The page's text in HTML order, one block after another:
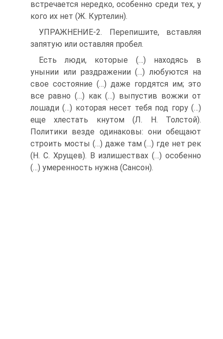
встречается нередко, особенно среди тех, у
кого их нет (Ж. Куртелин).
УПРАЖНЕНИЕ‑2. Перепишите, вставляя
запятую или оставляя пробел.
Есть люди, которые (…) находясь в
унынии или раздражении (…) любуются на
свое состояние (…) даже гордятся им; это
все равно (…) как (…) выпустив вожжи от
лошади (…) которая несет тебя под гору (…)
еще хлестать кнутом (Л. Н. Толстой).
Политики везде одинаковы: они обещают
строить мосты (…) даже там (…) где нет рек
(Н. С. Хрущев). В излишествах (…) особенно
(…) умеренность нужна (Сансон).